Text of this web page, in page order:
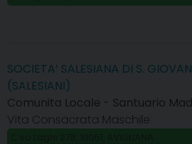
SOCIETA’ SALESIANA DI S.
(SALESIANI)
Comunita Locale - Santuario
Vita Consacrata Maschile